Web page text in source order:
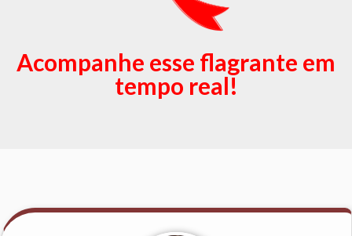
Acompanhe esse flagrante em
tempo real!